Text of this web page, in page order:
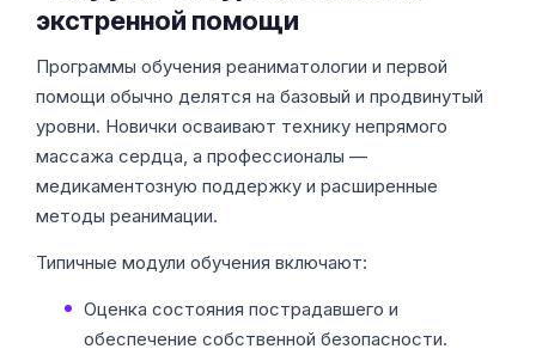
экстренной помощи
Программы обучения реаниматологии и первой
помощи обычно делятся на базовый и продвинутый
уровни. Новички осваивают технику непрямого
массажа сердца, а профессионалы —
медикаментозную поддержку и расширенные
методы реанимации.
Типичные модули обучения включают:
Оценка состояния пострадавшего и
обеспечение собственной безопасности.